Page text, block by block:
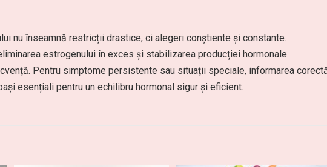
nu înseamnă restricții drastice, ci alegeri conștiente și constante.
estrogenului în exces și stabilizarea producției hormonale.
Pentru simptome persistente sau situații speciale, informarea
esențiali pentru un echilibru hormonal sigur și eficient.